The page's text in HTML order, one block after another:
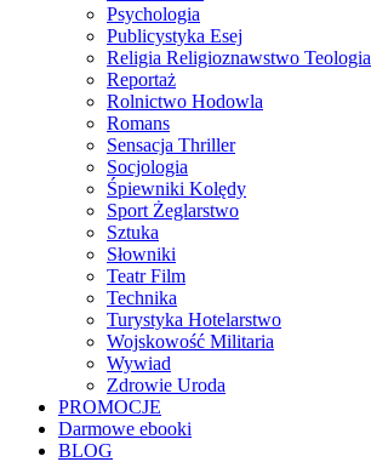
Psychologia
Publicystyka Esej
Religia Religioznawstwo Teologia
Reportaż
Rolnictwo Hodowla
Romans
Sensacja Thriller
Socjologia
Śpiewniki Kolędy
Sport Żeglarstwo
Sztuka
Słowniki
Teatr Film
Technika
Turystyka Hotelarstwo
Wojskowość Militaria
Wywiad
Zdrowie Uroda
PROMOCJE
Darmowe ebooki
BLOG